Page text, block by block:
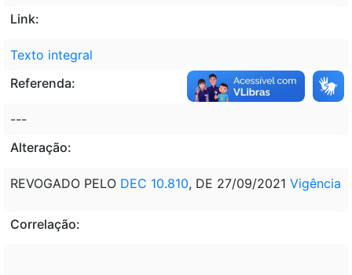
Link:
Texto integral
Referenda:
---
Alteração:
REVOGADO PELO DEC 10.810, DE 27/09/2021 Vigência
Correlação: